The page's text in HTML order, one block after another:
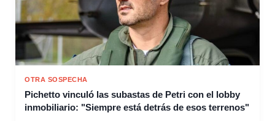
OTRA SOSPECHA
Pichetto vinculó las subastas de Petri con el lobby
inmobiliario: "Siempre está detrás de esos terrenos"